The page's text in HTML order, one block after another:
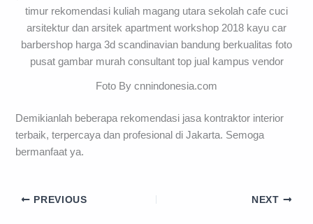
Foto By cnnindonesia.com
Demikianlah beberapa rekomendasi jasa kontraktor interior
terbaik, terpercaya dan profesional di Jakarta. Semoga
bermanfaat ya.
PREVIOUS NEXT